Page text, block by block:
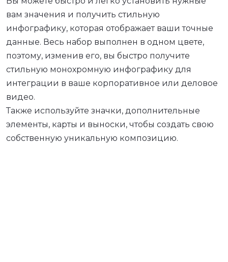
вам значения и получить стильную
инфографику, которая отображает ваши точные
данные. Весь набор выполнен в одном цвете,
поэтому, изменив его, вы быстро получите
стильную монохромную инфографику для
интеграции в ваше корпоративное или деловое
видео.
Также используйте значки, дополнительные
элементы, карты и выноски, чтобы создать свою
собственную уникальную композицию.